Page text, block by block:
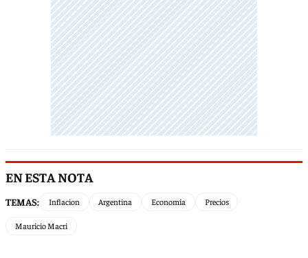
EN ESTA NOTA
TEMAS: Inflacion Argentina Economía Precios
Mauricio Macri